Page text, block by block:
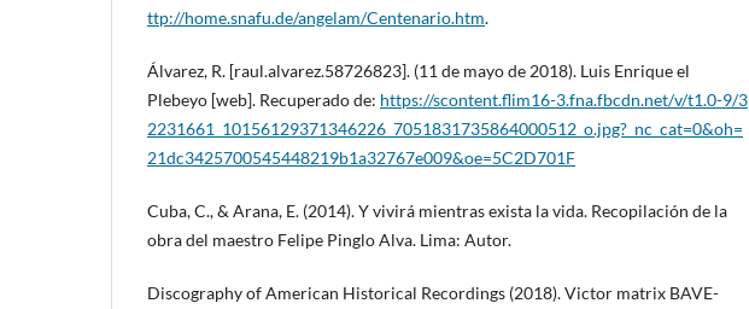
ttp://home.snafu.de/angelam/Centenario.htm.
Álvarez, R. [raul.alvarez.58726823]. (11 de mayo de 2018). Luis Enrique el
Plebeyo [web]. Recuperado de: https://scontent.flim16-3.fna.fbcdn.net/v/t1.0-9/3
2231661_10156129371346226_7051831735864000512_o.jpg?_nc_cat=0&oh=
21dc3425700545448219b1a32767e009&oe=5C2D701F
Cuba, C., & Arana, E. (2014). Y vivirá mientras exista la vida. Recopilación de la
obra del maestro Felipe Pinglo Alva. Lima: Autor.
Discography of American Historical Recordings (2018). Victor matrix BAVE-